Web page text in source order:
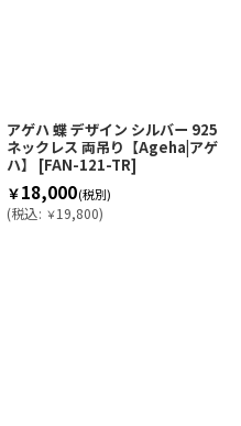
アゲハ 蝶 デザイン シルバー 925
ネックレス 両吊り【Ageha|アゲ
ハ】 [FAN-121-TR]
￥18,000(税別)
(税込: ￥19,800)